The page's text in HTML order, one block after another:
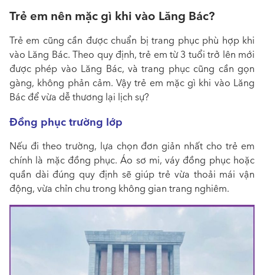
Trẻ em nên mặc gì khi vào Lăng Bác?
Trẻ em cũng cần được chuẩn bị trang phục phù hợp khi
vào Lăng Bác. Theo quy định, trẻ em từ 3 tuổi trở lên mới
được phép vào Lăng Bác, và trang phục cũng cần gọn
gàng, không phản cảm. Vậy trẻ em mặc gì khi vào Lăng
Bác để vừa dễ thương lại lịch sự?
Đồng phục trường lớp
Nếu đi theo trường, lựa chọn đơn giản nhất cho trẻ em
chính là mặc đồng phục. Áo sơ mi, váy đồng phục hoặc
quần dài đúng quy định sẽ giúp trẻ vừa thoải mái vận
động, vừa chỉn chu trong không gian trang nghiêm.